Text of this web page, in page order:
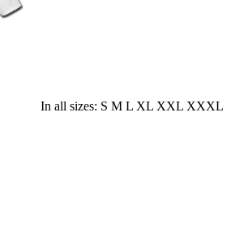
In all sizes: S M L XL XXL XXXL